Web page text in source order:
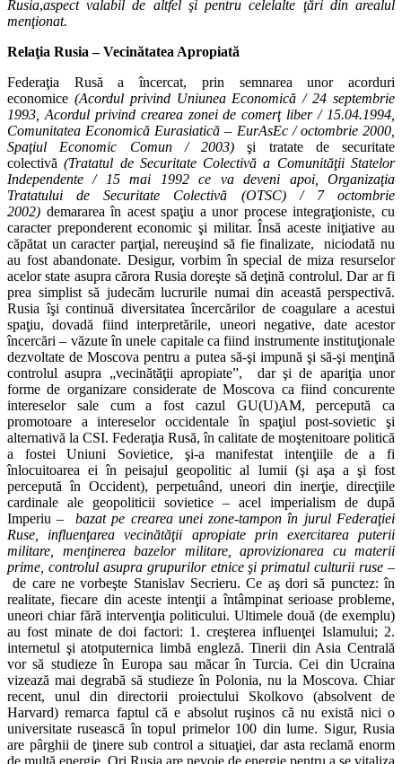
Rusia,aspect valabil de altfel şi pentru celelalte ţări din arealul
menţionat.
Relaţia Rusia – Vecinătatea Apropiată
Federaţia Rusă a încercat, prin semnarea unor acorduri
economice (Acordul privind Uniunea Economică / 24 septembrie
1993, Acordul privind crearea zonei de comerţ liber / 15.04.1994,
Comunitatea Economică Eurasiatică – EurAsEc / octombrie 2000,
Spaţiul Economic Comun / 2003) şi tratate de securitate
colectivă(Tratatul de Securitate Colectivă a Comunităţii Statelor
Independente / 15 mai 1992 ce va deveni apoi, Organizaţia
Tratatului de Securitate Colectivă (OTSC) / 7 octombrie
2002) demararea în acest spaţiu a unor procese integraţioniste, cu
caracter preponderent economic şi militar. Însă aceste iniţiative au
căpătat un caracter parţial, nereuşind să fie finalizate, niciodată nu
au fost abandonate. Desigur, vorbim în special de miza resurselor
acelor state asupra cărora Rusia doreşte să deţină controlul. Dar ar fi
prea simplist să judecăm lucrurile numai din această perspectivă.
Rusia îşi continuă diversitatea încercărilor de coagulare a acestui
spaţiu, dovadă fiind interpretările, uneori negative, date acestor
încercări – văzute în unele capitale ca fiind instrumente instituţionale
dezvoltate de Moscova pentru a putea să-şi impună şi să-şi menţină
controlul asupra „vecinătăţii apropiate”, dar şi de apariţia unor
forme de organizare considerate de Moscova ca fiind concurente
intereselor sale cum a fost cazul GU(U)AM, percepută ca
promotoare a intereselor occidentale în spaţiul post-sovietic şi
alternativă la CSI. Federaţia Rusă, în calitate de moştenitoare politică
a fostei Uniuni Sovietice, şi-a manifestat intenţiile de a fi
înlocuitoarea ei în peisajul geopolitic al lumii (şi aşa a şi fost
percepută în Occident), perpetuând, uneori din inerţie, direcţiile
cardinale ale geopoliticii sovietice – acel imperialism de după
Imperiu – bazat pe crearea unei zone-tampon în jurul Federaţiei
Ruse, influenţarea vecinătăţii apropiate prin exercitarea puterii
militare, menţinerea bazelor militare, aprovizionarea cu materii
prime, controlul asupra grupurilor etnice şi primatul culturii ruse –
de care ne vorbeşte Stanislav Secrieru. Ce aş dori să punctez: în
realitate, fiecare din aceste intenţii a întâmpinat serioase probleme,
uneori chiar fără intervenţia politicului. Ultimele două (de exemplu)
au fost minate de doi factori: 1. creşterea influenţei Islamului; 2.
internetul şi atotputernica limbă engleză. Tinerii din Asia Centrală
vor să studieze în Europa sau măcar în Turcia. Cei din Ucraina
vizează mai degrabă să studieze în Polonia, nu la Moscova. Chiar
recent, unul din directorii proiectului Skolkovo (absolvent de
Harvard) remarca faptul că e absolut ruşinos că nu există nici o
universitate rusească în topul primelor 100 din lume. Sigur, Rusia
are pârghii de ţinere sub control a situaţiei, dar asta reclamă enorm